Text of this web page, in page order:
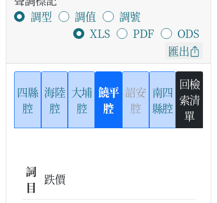
調型
調值
調號
XLS
PDF
ODS
匯出
四縣
腔
海陸
腔
大埔
腔
饒平
腔
詔安
腔
南四
縣腔
回檢
索清
單
詞
目
跌價